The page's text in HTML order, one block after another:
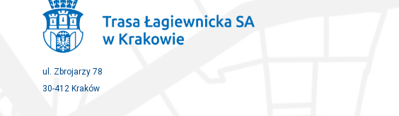
ul. Zbrojarzy 78
30-412 Kraków